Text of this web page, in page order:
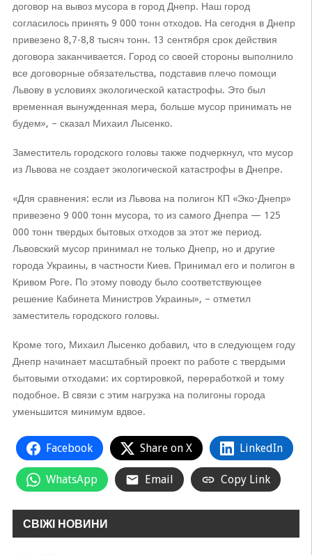
договор на вывоз мусора в город Днепр. Наш город
согласилось принять 9 000 тонн отходов. На сегодня в Днепр
привезено 8,7-8,8 тысяч тонн. 13 сентября срок действия
договора заканчивается. Город со своей стороны выполнило
все договорные обязательства, подставив плечо помощи
Львову в условиях экологической катастрофы. Это был
временная вынужденная мера, больше мусор принимать не
будем», – сказал Михаил Лысенко.
Заместитель городского головы также подчеркнул, что мусор
из Львова не создает экологической катастрофы в Днепре.
«Для сравнения: если из Львова на полигон КП «Эко-Днепр»
привезено 9 000 тонн мусора, то из самого Днепра — 125
000 тонн твердых бытовых отходов за этот же период.
Львовский мусор принимал не только Днепр, но и другие
города Украины, в частности Киев. Принимал его и полигон в
Кривом Роге. По этому поводу было соответствующее
решение Кабинета Министров Украины», – отметил
заместитель городского головы.
Кроме того, Михаил Лысенко добавил, что в следующем году
Днепр начинает масштабный проект по работе с твердыми
бытовыми отходами: их сортировкой, переработкой и тому
подобное. В связи с этим нагрузка на полигоны города
уменьшится минимум вдвое.
Facebook Share on X LinkedIn
WhatsApp Email Copy Link
СВІЖІ НОВИНИ